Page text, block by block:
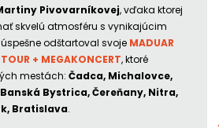
Pivovarníkovej, vďaka ktorej
skvelú atmosféru s vynikajúcim
úspešne odštartoval svoje MADUAR
+ MEGAKONCERT, ktoré
mestách: Čadca, Michalovce,
Bystrica, Čereňany, Nitra,
Bratislava.